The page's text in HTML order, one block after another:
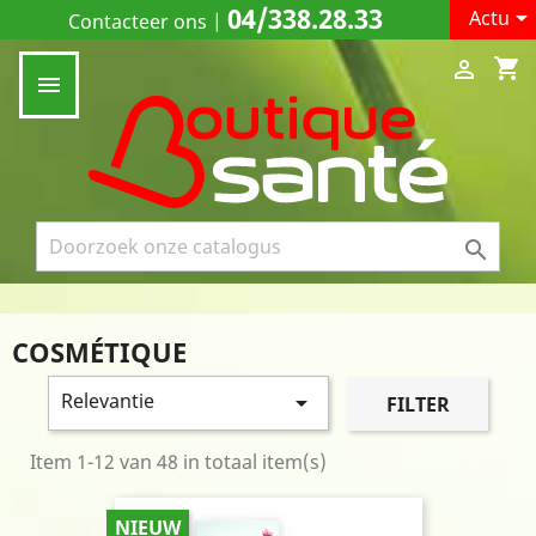
Contacteer ons | 04/338.28.33 Actu

shopping_cart


COSMÉTIQUE
Relevantie  FILTER
Item 1-12 van 48 in totaal item(s)
NIEUW